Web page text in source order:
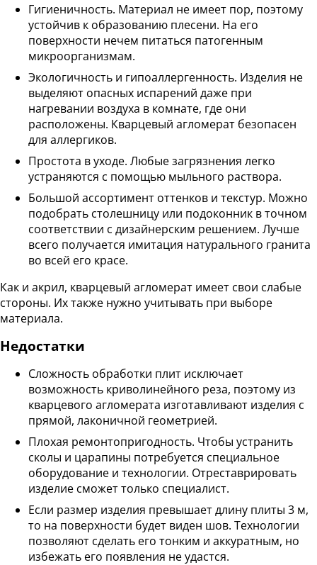
Гигиеничность. Материал не имеет пор, поэтому
устойчив к образованию плесени. На его
поверхности нечем питаться патогенным
микроорганизмам.
Экологичность и гипоаллергенность. Изделия не
выделяют опасных испарений даже при
нагревании воздуха в комнате, где они
расположены. Кварцевый агломерат безопасен
для аллергиков.
Простота в уходе. Любые загрязнения легко
устраняются с помощью мыльного раствора.
Большой ассортимент оттенков и текстур. Можно
подобрать столешницу или подоконник в точном
соответствии с дизайнерским решением. Лучше
всего получается имитация натурального гранита
во всей его красе.
Как и акрил, кварцевый агломерат имеет свои слабые
стороны. Их также нужно учитывать при выборе
материала.
Недостатки
Сложность обработки плит исключает
возможность криволинейного реза, поэтому из
кварцевого агломерата изготавливают изделия с
прямой, лаконичной геометрией.
Плохая ремонтопригодность. Чтобы устранить
сколы и царапины потребуется специальное
оборудование и технологии. Отреставрировать
изделие сможет только специалист.
Если размер изделия превышает длину плиты 3 м,
то на поверхности будет виден шов. Технологии
позволяют сделать его тонким и аккуратным, но
избежать его появления не удастся.